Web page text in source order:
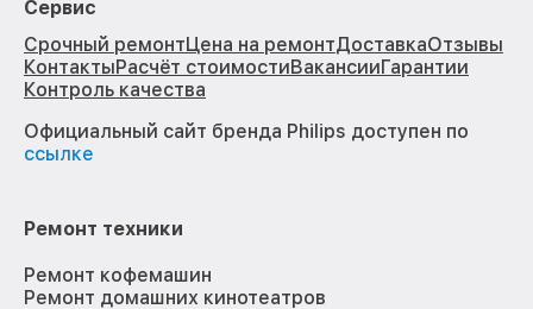
Сервис
Срочный ремонтЦена на ремонтДоставкаОтзывы
КонтактыРасчёт стоимостиВакансииГарантии
Контроль качества
Официальный сайт бренда Philips доступен по
ссылке
Ремонт техники
Ремонт кофемашин
Ремонт домашних кинотеатров